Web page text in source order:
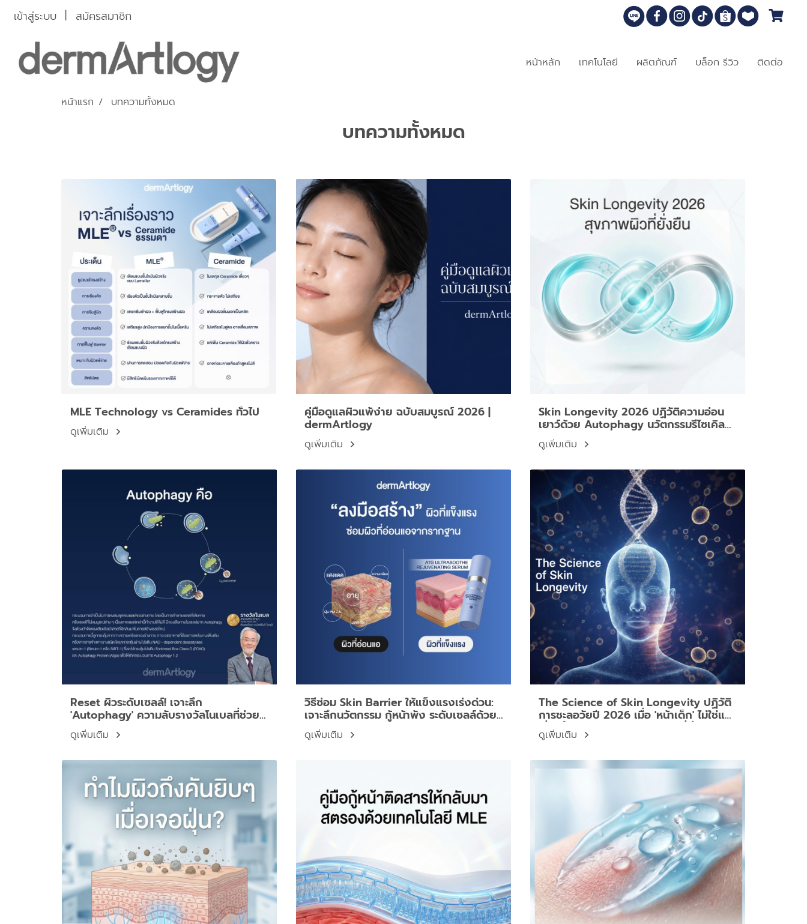
เข้าสู่ระบบ สมัครสมาชิก
หน้าหลัก เทคโนโลยี ผลิตภัณฑ์ บล็อก รีวิว ติดต่อ
หน้าแรก บทความทั้งหมด
บทความทั้งหมด
MLE Technology vs Ceramides ทั่วไป
ดูเพิ่มเติม
คู่มือดูแลผิวแพ้ง่าย ฉบับสมบูรณ์ 2026 |
dermArtlogy
ดูเพิ่มเติม
Skin Longevity 2026 ปฏิวัติความอ่อน
เยาว์ด้วย Autophagy นวัตกรรมรีไซเคิล
เซลล์ผิวจาก Dermartlogy ATG Serum
ดูเพิ่มเติม
Reset ผิวระดับเซลล์! เจาะลึก
'Autophagy' ความลับรางวัลโนเบลที่ช่วย
'รีไซเคิลเซลล์เก่า' ให้หน้าเด็กกว่าเดิม
ดูเพิ่มเติม
วิธีซ่อม Skin Barrier ให้แข็งแรงเร่งด่วน:
เจาะลึกนวัตกรรม กู้หน้าพัง ระดับเซลล์ด้วย
Dermartlogy ATG Serum
ดูเพิ่มเติม
The Science of Skin Longevity ปฏิวัติ
การชะลอวัยปี 2026 เมื่อ 'หน้าเด็ก' ไม่ใช่แค่
เรื่องริ้วรอย แต่คือสุขภาพเซลล์ที่ยั่งยืน
ดูเพิ่มเติม